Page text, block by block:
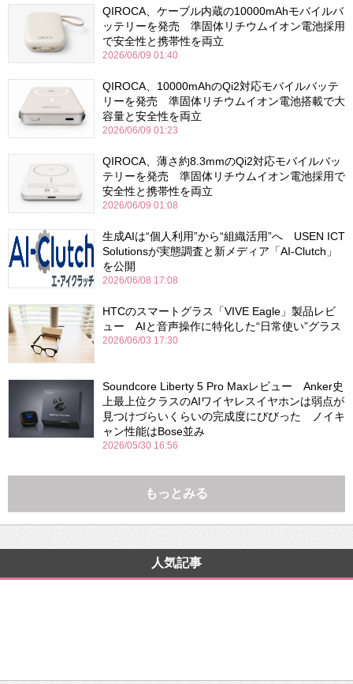
QIROCA、ケーブル内蔵の10000mAhモバイルバ
ッテリーを発売 準固体リチウムイオン電池採用
で安全性と携帯性を両立
2026/06/09 01:40
QIROCA、10000mAhのQi2対応モバイルバッテ
リーを発売 準固体リチウムイオン電池搭載で大
容量と安全性を両立
2026/06/09 01:23
QIROCA、薄さ約8.3mmのQi2対応モバイルバッ
テリーを発売 準固体リチウムイオン電池採用で
安全性と携帯性を両立
2026/06/09 01:08
生成AIは“個人利用”から“組織活用”へ USEN ICT
Solutionsが実態調査と新メディア「AI-Clutch」
を公開
2026/06/08 17:08
HTCのスマートグラス「VIVE Eagle」製品レビ
ュー AIと音声操作に特化した“日常使い”グラス
2026/06/03 17:30
Soundcore Liberty 5 Pro Maxレビュー Anker史
上最上位クラスのAIワイヤレスイヤホンは弱点が
見つけづらいくらいの完成度にびびった ノイキ
ャン性能はBose並み
2026/05/30 16:56
もっとみる
人気記事